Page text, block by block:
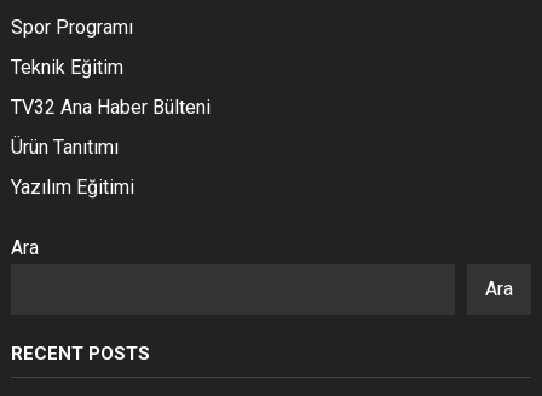
Spor Programı
Teknik Eğitim
TV32 Ana Haber Bülteni
Ürün Tanıtımı
Yazılım Eğitimi
Ara
Ara
RECENT POSTS